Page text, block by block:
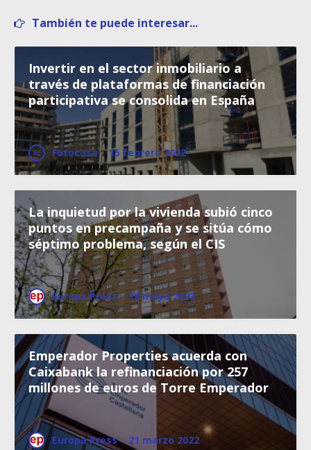
También te puede interesar...
Invertir en el sector inmobiliario a
través de plataformas de financiación
participativa se consolida en España
Fotocasa · 15 febrero 2022
La inquietud por la vivienda subió cinco
puntos en precampaña y se sitúa cómo
séptimo problema, según el CIS
Europa Press · 18 mayo 2023
Emperador Properties acuerda con
Caixabank la refinanciación por 257
millones de euros de Torre Emperador
Europa Press · 21 marzo 2022